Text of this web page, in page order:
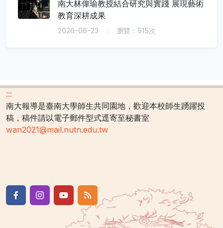
南大林偉瑜教授結合研究與實踐 展現藝術
教育深耕成果
2026-06-23 瀏覽：515次
:::
南大報導是臺南大學師生共同園地，歡迎本校師生踴躍投
稿，稿件請以電子郵件型式逕寄至秘書室
wan2021@mail.nutn.edu.tw